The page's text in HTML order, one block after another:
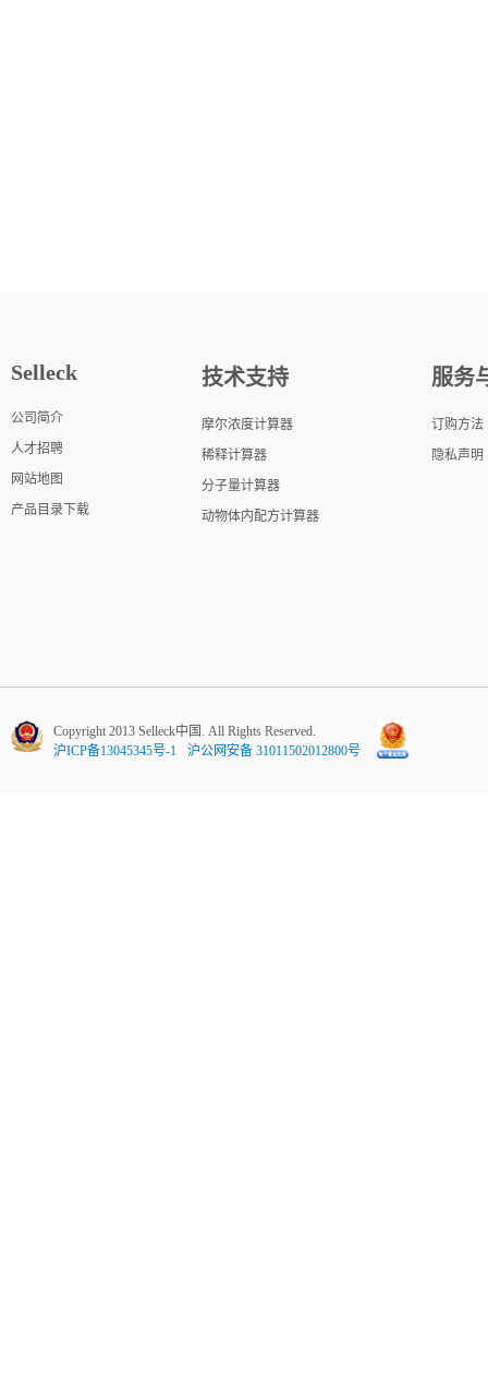
Selleck
公司简介
人才招聘
网站地图
产品目录下载
技术支持
摩尔浓度计算器
稀释计算器
分子量计算器
动物体内配方计算器
服务
订购方法
隐私声明
Copyright 2013 Selleck中国. All Rights Reserved.
沪ICP备13045345号-1
沪公网安备 31011502012800号